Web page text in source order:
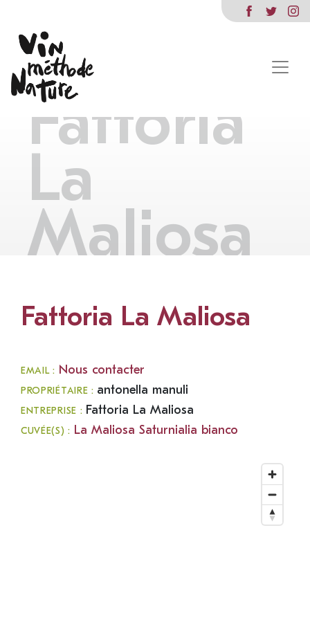
Fattoria
La
Maliosa
Fattoria La Maliosa
EMAIL : Nous contacter
PROPRIÉTAIRE : antonella manuli
ENTREPRISE : Fattoria La Maliosa
CUVÉE(S) : La Maliosa Saturnialia bianco